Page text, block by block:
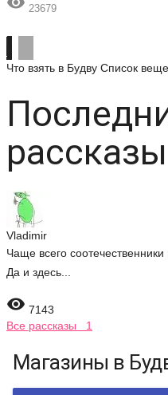
23679
Что взять в Будву Список
рассказы
Vladimir
Чаще всего
Да и здесь...
 7143
Все рассказы 1
Магазины в